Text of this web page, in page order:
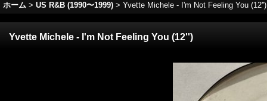
ホーム > US R&B (1990〜1999) > Yvette Michele - I'm Not Feeling You (12'')
Yvette Michele - I'm Not Feeling You (12'')